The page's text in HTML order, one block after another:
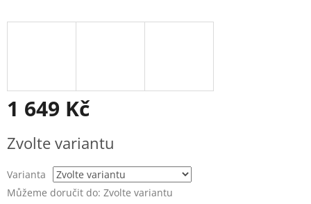
1 649 Kč
cena:
Zvolte variantu
Varianta
Můžeme doručit do: Zvolte variantu